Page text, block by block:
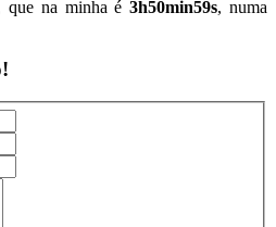
que na minha é3h50min59s, numa